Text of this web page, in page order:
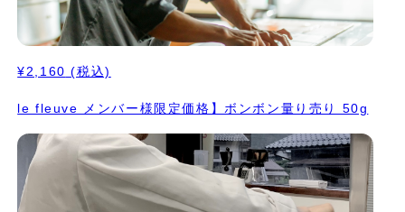
¥2,160 (税込)
le fleuve メンバー様限定価格】ボンボン量り売り 50g